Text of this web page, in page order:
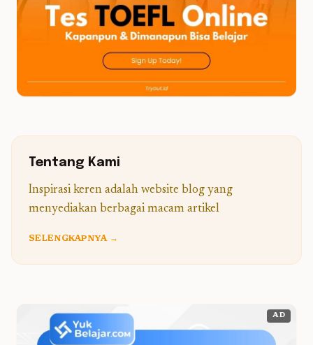
Tentang Kami
Inspirasi keren adalah website blog yang
menyediakan berbagai macam artikel
SELENGKAPNYA →
AD